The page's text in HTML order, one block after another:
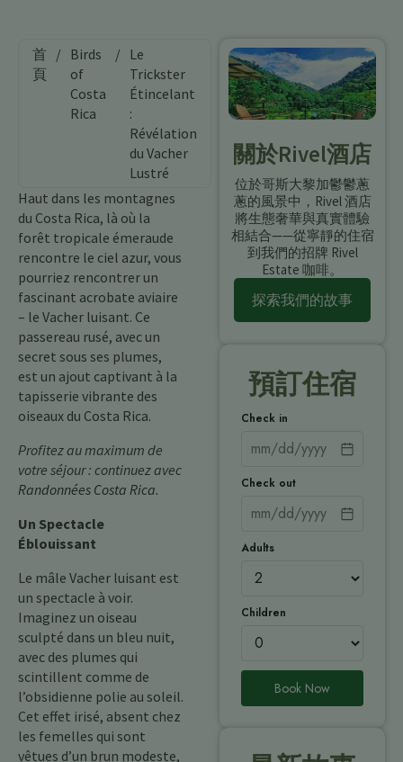
首
頁
/ Birds
of
Costa
Rica
/ Le
Trickster
Étincelant
:
Révélation
du Vacher
Lustré
Haut dans les montagnes
du Costa Rica, là où la
forêt tropicale émeraude
rencontre le ciel azur, vous
pourriez rencontrer un
fascinant acrobate aviaire
– le Vacher luisant. Ce
passereau rusé, avec un
secret sous ses plumes,
est un ajout captivant à la
tapisserie vibrante des
oiseaux du Costa Rica.
Profitez au maximum de
votre séjour : continuez avec
Randonnées Costa Rica.
Un Spectacle
Éblouissant
Le mâle Vacher luisant est
un spectacle à voir.
Imaginez un oiseau
sculpté dans un bleu nuit,
avec des plumes qui
scintillent comme de
l’obsidienne polie au soleil.
Cet effet irisé, absent chez
les femelles qui sont
vêtues d’un brun modeste,
關於Rivel酒店
位於哥斯大黎加鬱鬱蔥
蔥的風景中，Rivel 酒店
將生態奢華與真實體驗
相結合——從寧靜的住宿
到我們的招牌 Rivel
Estate 咖啡。
探索我們的故事
預訂住宿
Check in
Check out
Adults
Children
Book Now